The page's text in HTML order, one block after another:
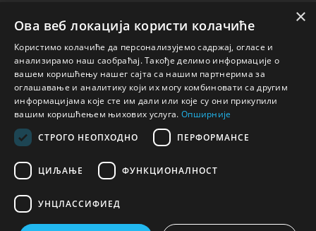
×
Ова веб локација користи колачиће
Користимо колачиће да персонализујемо садржај, огласе и
анализирамо наш саобраћај. Такође делимо информације о
вашем коришћењу нашег сајта са нашим партнерима за
оглашавање и аналитику који их могу комбиновати са другим
информацијама које сте им дали или које су они прикупили
вашим коришћењем њихових услуга. Опширније
СТРОГО НЕОПХОДНО
ПЕРФОРМАНСЕ
ЦИЉАЊЕ ФУНКЦИОНАЛНОСТ
УНЦЛАССИФИЕД